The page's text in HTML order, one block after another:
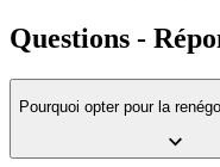
Questions -
Pourquoi opter pour la